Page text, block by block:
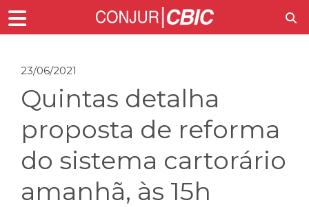
23/06/2021
Quintas detalha
proposta de reforma
do sistema cartorário
amanhã, às 15h